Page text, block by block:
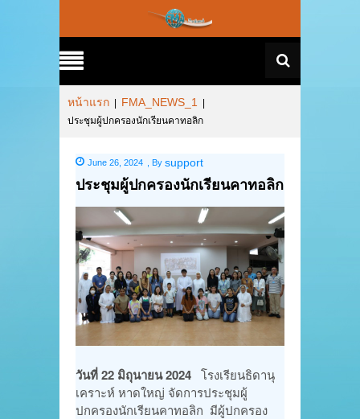
หน้าแรก FMA_NEWS_1
ประชุมผู้ปกครองนักเรียนคาทอลิก
June 26, 2024 By support
ประชุมผู้ปกครองนักเรียนคาทอลิก
วันที่ 22 มิถุนายน 2024 โรงเรียนธิดานุ
เคราะห์ หาดใหญ่ จัดการประชุมผู้
ปกครองนักเรียนคาทอลิก มีผู้ปกครอง